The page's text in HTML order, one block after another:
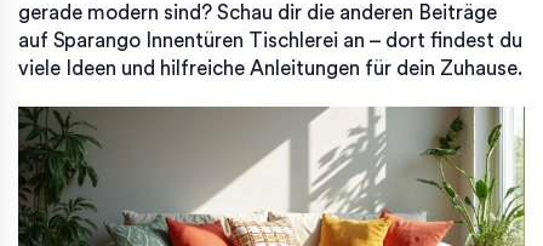
gerade modern sind? Schau dir die anderen Beiträge
auf Sparango Innentüren Tischlerei an – dort findest du
viele Ideen und hilfreiche Anleitungen für dein Zuhause.